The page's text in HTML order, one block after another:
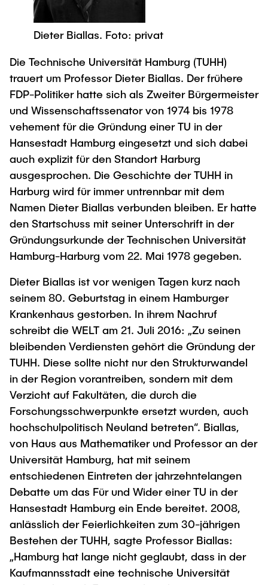
Newsroom
Press Release
University magazine spektrum
Events
Merchandise-Shop
Working at TU Hamburg
Job opportunities
Faculty recruiting
Information for new employees
Internal Information
Advice and contact
New@tuhh
study organization
AI in Education
After Graduation
Alumni
Career Center
Graduate Academy
Doctoral Degrees
Continuing Education
UNU HUB "Engineering to Face Climate
Change"
Research Funding
Early Career Research Support
Good Scientific Practice
Future Lectures
Team
Research & Transfer News
Interdisciplinary Workshop of the FSP
"Biobased Processes and Reactor
Technologies"
Process Engineering
Study programs
Technology and Innovation in Education
News
Study programs
Research and Institutes
Management Sciences and Technology
Study Programs
Research and Institutes
Mechanical Engineering
Research and institutes
Joint School of Multidisciplinary Studies
Institutes
Overview
Exchange students
Intercultural Hub
International Scholars & Guests
Partnerships and Strategy
Study Exchange Partnerships
How to establish partnerships
Strategy
ECIU University
Contacts & International Team
Dieter Biallas. Foto: privat
Die Technische Universität Hamburg (TUHH)
trauert um Professor Dieter Biallas. Der frühere
FDP-Politiker hatte sich als Zweiter Bürgermeister
und Wissenschaftssenator von 1974 bis 1978
vehement für die Gründung einer TU in der
Hansestadt Hamburg eingesetzt und sich dabei
auch explizit für den Standort Harburg
ausgesprochen. Die Geschichte der TUHH in
Harburg wird für immer untrennbar mit dem
Namen Dieter Biallas verbunden bleiben. Er hatte
den Startschuss mit seiner Unterschrift in der
Gründungsurkunde der Technischen Universität
Hamburg-Harburg vom 22. Mai 1978 gegeben.
Dieter Biallas ist vor wenigen Tagen kurz nach
seinem 80. Geburtstag in einem Hamburger
Krankenhaus gestorben. In ihrem Nachruf
schreibt die WELT am 21. Juli 2016: „Zu seinen
bleibenden Verdiensten gehört die Gründung der
TUHH. Diese sollte nicht nur den Strukturwandel
in der Region vorantreiben, sondern mit dem
Verzicht auf Fakultäten, die durch die
Forschungsschwerpunkte ersetzt wurden, auch
hochschulpolitisch Neuland betreten“. Biallas,
von Haus aus Mathematiker und Professor an der
Universität Hamburg, hat mit seinem
entschiedenen Eintreten der jahrzehntelangen
Debatte um das Für und Wider einer TU in der
Hansestadt Hamburg ein Ende bereitet. 2008,
anlässlich der Feierlichkeiten zum 30-jährigen
Bestehen der TUHH, sagte Professor Biallas:
„Hamburg hat lange nicht geglaubt, dass in der
Kaufmannsstadt eine technische Universität